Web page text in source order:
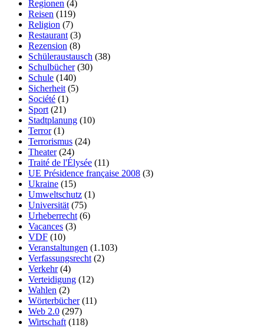
Regionen (4)
Reisen (119)
Religion (7)
Restaurant (3)
Rezension (8)
Schüleraustausch (38)
Schulbücher(30)
Schule (140)
Sicherheit (5)
Société (1)
Sport (21)
Stadtplanung (10)
Terror(1)
Terrorismus (24)
Theater(24)
Traité de l'Élysée (11)
UE Présidence française 2008 (3)
Ukraine (15)
Umweltschutz (1)
Universität (75)
Urheberrecht (6)
Vacances (3)
VDF (10)
Veranstaltungen (1.103)
Verfassungsrecht (2)
Verkehr(4)
Verteidigung (12)
Wahlen (2)
Wörterbücher(11)
Web 2.0 (297)
Wirtschaft (118)